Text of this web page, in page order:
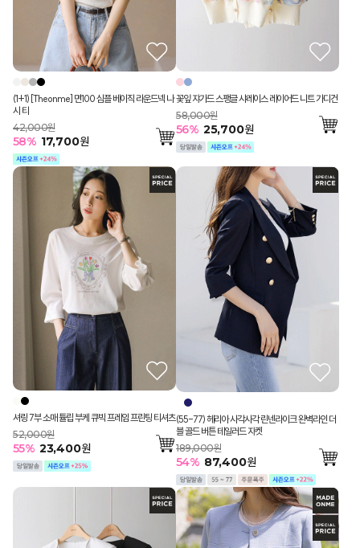
(1+1) [Theonme] 면100 심플 베이직 라운드넥 나
시 티
42,000원
58% 17,700원
꽃잎 쟈가드 스팽글 샤레이스 레이어드 니트 가디건
58,000원
56% 25,700원
셔링 7부 소매 튤립 부케 큐빅 프레임 프린팅 티셔츠
52,000원
55% 23,400원
(55-77) 헤리아 사각사각 린넨라이크 완벽라인 더
블 골드 버튼 테일러드 자켓
189,000원
54% 87,400원